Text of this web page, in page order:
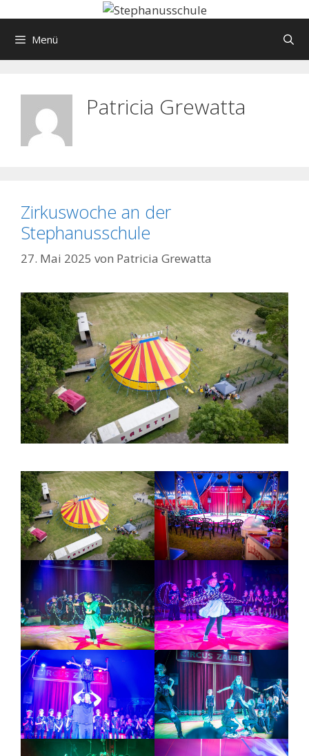
Inhalt Menü
Patricia Grewatta
Zirkuswoche an der
Stephanusschule
27. Mai 2025 von Patricia Grewatta